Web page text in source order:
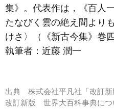
集》。代表作は，《百人
たなびく雲の絶え間より
けさ〉（《新古今集》巻四
執筆者： 近藤 潤一
出典 株式会社平凡社「改訂
改訂新版 世界大百科事典に